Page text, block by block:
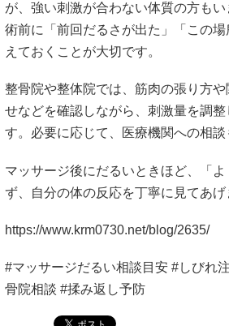
が、強い刺激が合わない体質の方も
術前に「前回だるさが出た」「この
えておくことが大切です。
整骨院や整体院では、筋肉の張り方や
せなどを確認しながら、刺激量を調整
す。必要に応じて、医療機関への相談
マッサージ後にだるいときほど、「
ず、自分の体の反応を丁寧に見てあげ
https://www.krm0730.net/blog/2635/
#マッサージだるい相談目安 #しびれ
骨院相談 #揉み返し予防